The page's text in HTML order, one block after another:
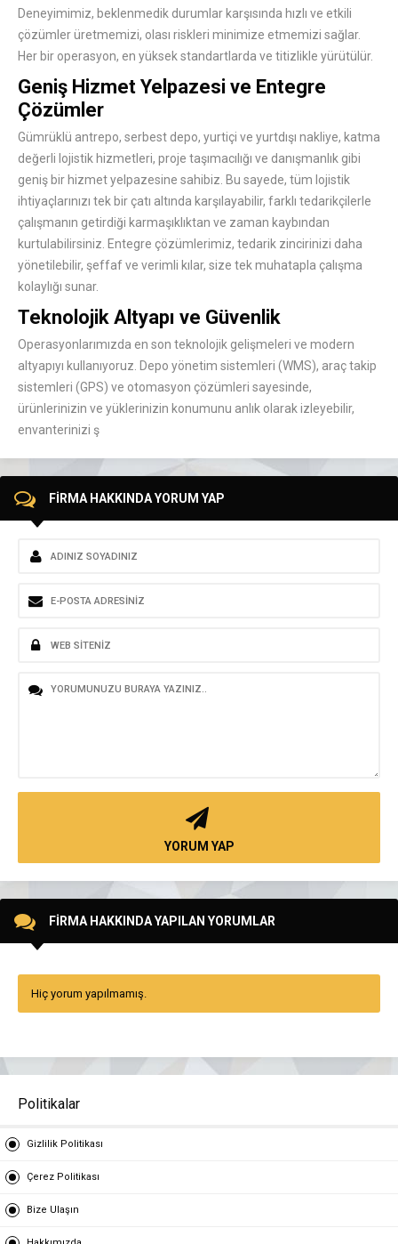
Deneyimimiz, beklenmedik durumlar karşısında hızlı ve etkili
çözümler üretmemizi, olası riskleri minimize etmemizi sağlar.
Her bir operasyon, en yüksek standartlarda ve titizlikle yürütülür.
Geniş Hizmet Yelpazesi ve Entegre
Çözümler
Gümrüklü antrepo, serbest depo, yurtiçi ve yurtdışı nakliye, katma
değerli lojistik hizmetleri, proje taşımacılığı ve danışmanlık gibi
geniş bir hizmet yelpazesine sahibiz. Bu sayede, tüm lojistik
ihtiyaçlarınızı tek bir çatı altında karşılayabilir, farklı tedarikçilerle
çalışmanın getirdiği karmaşıklıktan ve zaman kaybından
kurtulabilirsiniz. Entegre çözümlerimiz, tedarik zincirinizi daha
yönetilebilir, şeffaf ve verimli kılar, size tek muhatapla çalışma
kolaylığı sunar.
Teknolojik Altyapı ve Güvenlik
Operasyonlarımızda en son teknolojik gelişmeleri ve modern
altyapıyı kullanıyoruz. Depo yönetim sistemleri (WMS), araç takip
sistemleri (GPS) ve otomasyon çözümleri sayesinde,
ürünlerinizin ve yüklerinizin konumunu anlık olarak izleyebilir,
envanterinizi ş
FİRMA HAKKINDA YORUM YAP
YORUM YAP
FİRMA HAKKINDA YAPILAN YORUMLAR
Hiç yorum yapılmamış.
Politikalar
Gizlilik Politikası
Çerez Politikası
Bize Ulaşın